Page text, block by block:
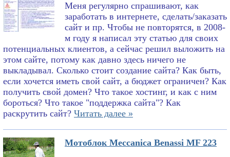
Меня регулярно спрашивают, как
заработать в интернете, сделать/заказать
сайт и пр. Чтобы не повторятся, в 2008-
м году я написал эту статью для своих
потенциальных клиентов, а сейчас решил выложить на
этом сайте, потому как давно здесь ничего не
выкладывал. Сколько стоит создание сайта? Как быть,
если хочется иметь свой сайт, а бюджет ограничен? Как
получить свой домен? Что такое хостинг, и как с ним
бороться? Что такое "поддержка сайта"? Как
раскрутить сайт? Читать далее »
Мотоблок Meccanica Benassi MF 223